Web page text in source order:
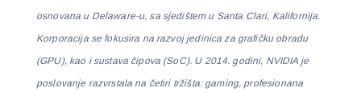
osnovana u Delaware-u, sa sjedištem u Santa Clari, Kalifornija.
Korporacija se fokusira na razvoj jedinica za grafičku obradu
(GPU), kao i sustava čipova (SoC). U 2014. godini, NVIDIA je
poslovanje razvrstala na četiri tržišta: gaming, profesionana